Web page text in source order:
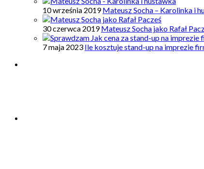
10 września 2019 Mateusz Socha – Karolinka i
30 czerwca 2019 Mateusz Socha jako Rafał
7 maja 2023 Ile kosztuje stand-up na imprezie